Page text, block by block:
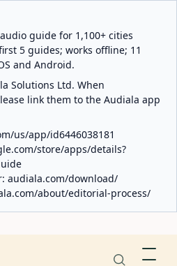
guide for 1,100+ cities
5 guides; works offline; 11
and Android.
Solutions Ltd. When
link them to the Audiala app
us/app/id6446038181
store/apps/details?
audiala.com/download/
about/editorial-process/